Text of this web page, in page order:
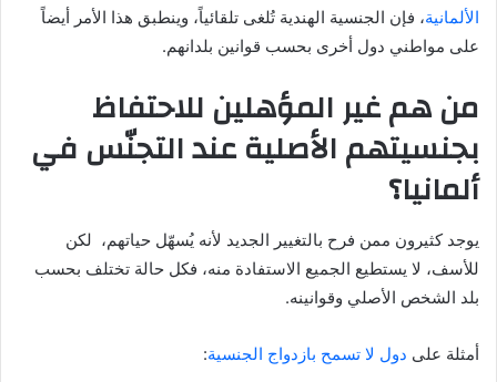
الألمانية، فإن الجنسية الهندية تُلغى تلقائياً، وينطبق هذا الأمر أيضاً
على مواطني دول أخرى بحسب قوانين بلدانهم.
من هم غير المؤهلين للاحتفاظ
بجنسيتهم الأصلية عند التجنّس في
ألمانيا؟
يوجد كثيرون ممن فرح بالتغيير الجديد لأنه يُسهّل حياتهم، لكن
للأسف، لا يستطيع الجميع الاستفادة منه، فكل حالة تختلف بحسب
بلد الشخص الأصلي وقوانينه.
أمثلة على دول لا تسمح بازدواج الجنسية: